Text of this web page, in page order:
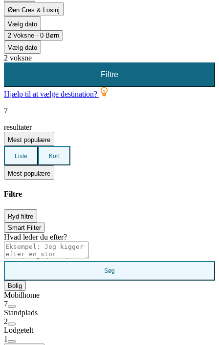
Øen Cres & Losinj
Vælg dato
2 Voksne - 0 Børn
Vælg dato
2 voksne
Filtre
Hjælp til at vælge destination?
7
resultater
Mest populære
Liste Kort
Mest populære
Filtre
Ryd filtre
Smart Filter
Hvad leder du efter?
Søg
Bolig
Mobilhome
7
Standplads
2
Lodgetelt
1